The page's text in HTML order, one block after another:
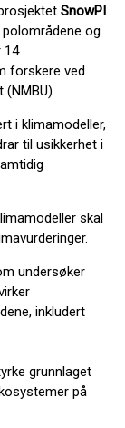
SnowPI
og
14
forskere ved
i klimamodeller,
til usikkerhet i
skal
undersøker
inkludert
grunnlaget
på